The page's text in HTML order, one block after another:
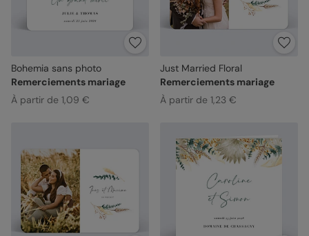
Bohemia sans photo
Remerciements mariage
À partir de 1,09 €
Just Married Floral
Remerciements mariage
À partir de 1,23 €